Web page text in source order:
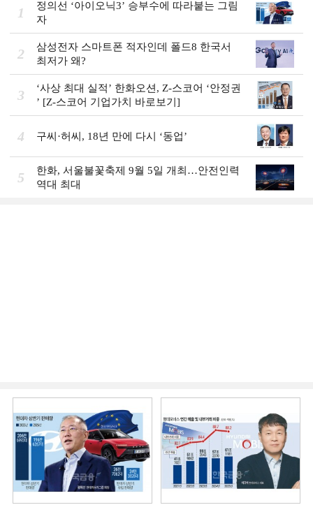
1
정의선 ‘아이오닉3ʼ 승부수에 따라붙는 그림
자
2
삼성전자 스마트폰 적자인데 폴드8 한국서
최저가 왜?
3
‘사상 최대 실적ʼ 한화오션, Z-스코어 ‘안정권
ʼ [Z-스코어 기업가치 바로보기]
4 구씨·허씨, 18년 만에 다시 ‘동업’
5
한화, 서울불꽃축제 9월 5일 개최…안전인력
역대 최대